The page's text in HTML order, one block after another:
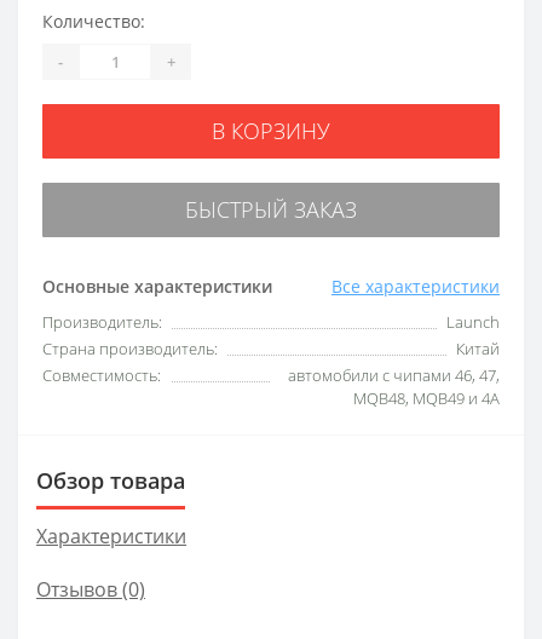
Основные характеристики Все характеристики
Производитель:
Launch
Страна производитель:
Китай
Совместимость:
автомобили с чипами 46, 47,
MQB48, MQB49 и 4A
Количество:
- +
В КОРЗИНУ
БЫСТРЫЙ ЗАКАЗ
Обзор товара
Характеристики
Отзывов (0)